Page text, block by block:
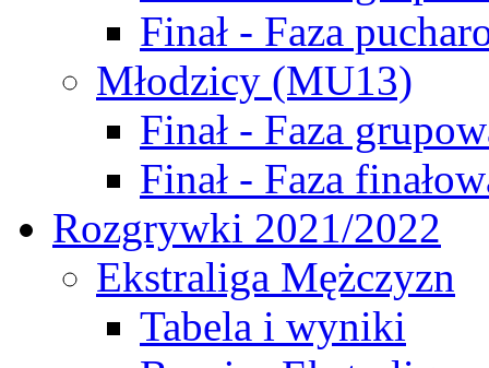
Finał - Faza
Młodzicy (MU13)
Finał - Faza
Finał - Faza
Rozgrywki 2021/2022
Ekstraliga Mężczyzn
Tabela i wyniki